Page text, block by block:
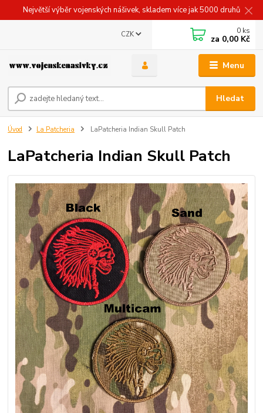
Největší výběr vojenských nášivek, skladem více jak 5000 druhů
Menu
CZK
Hledat
0 ks
za 0,00 Kč
Úvod La Patcheria LaPatcheria Indian Skull Patch
LaPatcheria Indian Skull Patch